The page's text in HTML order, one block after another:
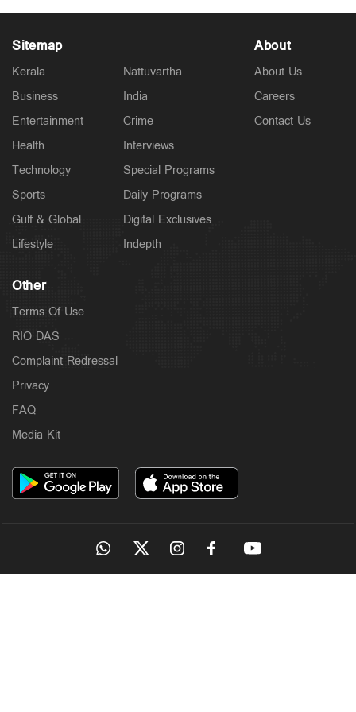
Sitemap
Kerala
Business
Entertainment
Health
Technology
Sports
Gulf & Global
Lifestyle
Nattuvartha
India
Crime
Interviews
Special Programs
Daily Programs
Digital Exclusives
Indepth
About
About Us
Careers
Contact Us
Other
Terms Of Use
RIO DAS
Complaint Redressal
Privacy
FAQ
Media Kit